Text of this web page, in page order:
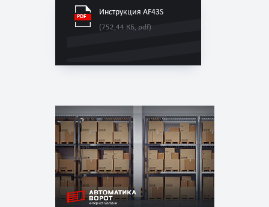
Инструкция AF43S
(752,44 КБ, pdf)